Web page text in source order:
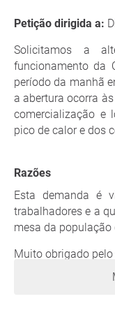
Petição dirigida a:
Solicitamos a
funcionamento da
período da manhã
a abertura ocorra
comercialização e
pico de calor e dos
Razões
Esta demanda é
trabalhadores e a
mesa da população
Muito obrigado pelo
Trabalhadores e